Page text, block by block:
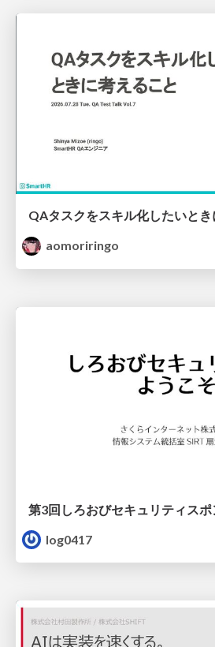
QAタスクをスキル化したいとき
aomoriringo
第3回しろおびセキュリティス
log0417